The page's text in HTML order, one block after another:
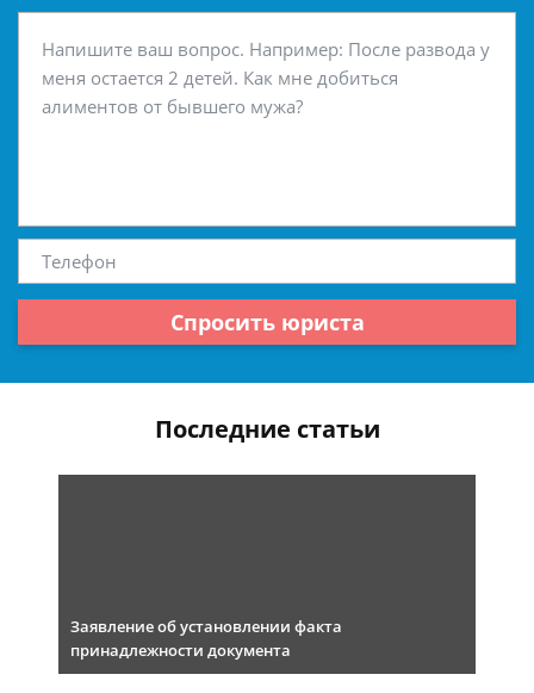
Спросить юриста
Последние статьи
Заявление об установлении факта
принадлежности документа